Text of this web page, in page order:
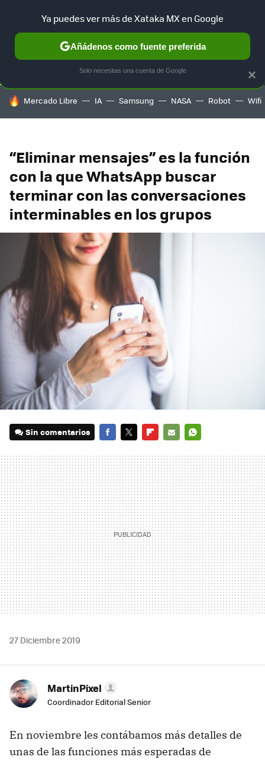
SELECCIÓN GAMING HOME AUTO TERRITORIO
HOY SE HABLA DE
Mercado Libre IA Samsung NASA Robot Wifi
“Eliminar mensajes” es la función
con la que WhatsApp buscar
terminar con las conversaciones
interminables en los grupos
Sin comentarios
MAIL
27 Diciembre 2019
MartinPixel
Coordinador Editorial Senior
En noviembre les contábamos más detalles de
unas de las funciones más esperadas de
×
Ya puedes ver más de Xataka MX en Google
Añádenos como fuente preferida
Solo necesitas una cuenta de Google